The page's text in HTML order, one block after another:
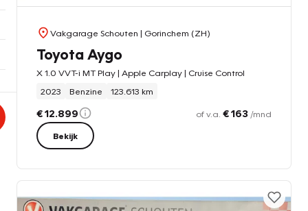
Vakgarage Schouten | Gorinchem (ZH)
Toyota Aygo
X 1.0 VVT-i MT Play | Apple Carplay | Cruise Control
2023
Benzine 123.613 km
€ 12.899 of v.a. € 163 /mnd
Bekijk